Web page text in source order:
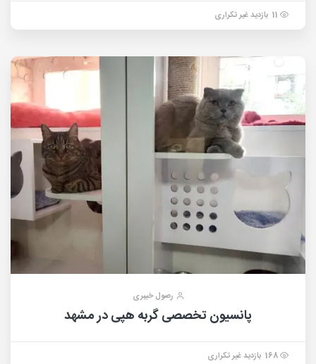
11 بازدید غیر تکراری
رصول خیبری
پانسیون تخصصی گربه ه‍پی در مشهد
168 بازدید غیر تکراری